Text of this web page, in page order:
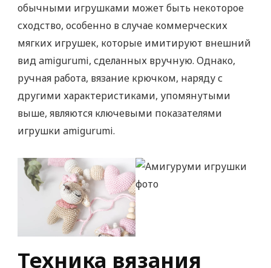
обычными игрушками может быть некоторое
сходство, особенно в случае коммерческих
мягких игрушек, которые имитируют внешний
вид amigurumi, сделанных вручную. Однако,
ручная работа, вязание крючком, наряду с
другими характеристиками, упомянутыми
выше, являются ключевыми показателями
игрушки amigurumi.
Техника вязания